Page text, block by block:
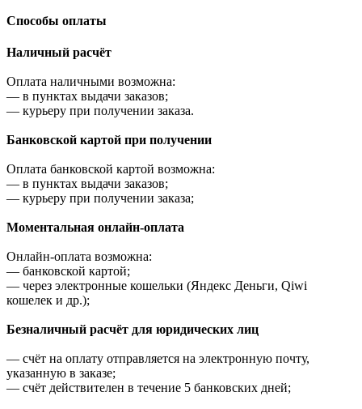
Cпособы оплаты
Наличный расчёт
Оплата наличными возможна:
— в пунктах выдачи заказов;
— курьеру при получении заказа.
Банковской картой при получении
Оплата банковской картой возможна:
— в пунктах выдачи заказов;
— курьеру при получении заказа;
Моментальная онлайн-оплата
Онлайн-оплата возможна:
— банковской картой;
— через электронные кошельки (Яндекс Деньги, Qiwi
кошелек и др.);
Безналичный расчёт для юридических лиц
— счёт на оплату отправляется на электронную почту,
указанную в заказе;
— счёт действителен в течение 5 банковских дней;